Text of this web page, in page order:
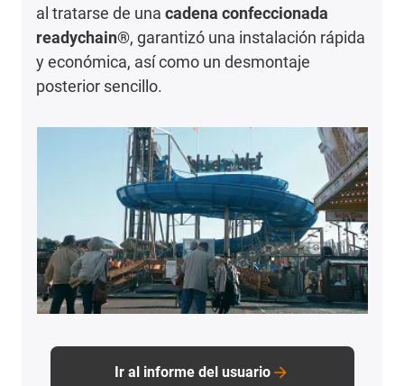
al tratarse de unacadena confeccionada
readychain®, garantizó una instalación rápida
y económica, así como un desmontaje
posterior sencillo.
Ir al informe del usuario